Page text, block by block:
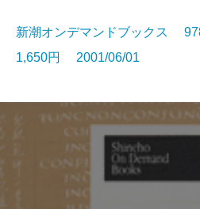
新潮オンデマンドブックス
1,650円 2001/06/01